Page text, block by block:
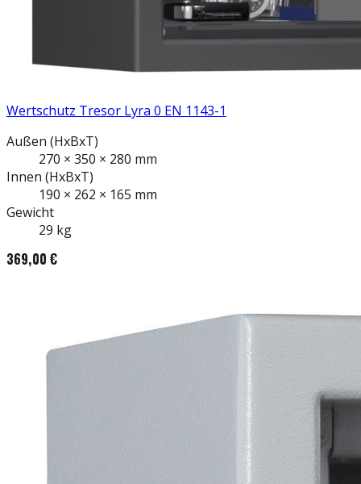
Wertschutz Tresor Lyra 0 EN 1143-1
Außen (HxBxT)
270 × 350 × 280 mm
Innen (HxBxT)
190 × 262 × 165 mm
Gewicht
29 kg
369,00 €